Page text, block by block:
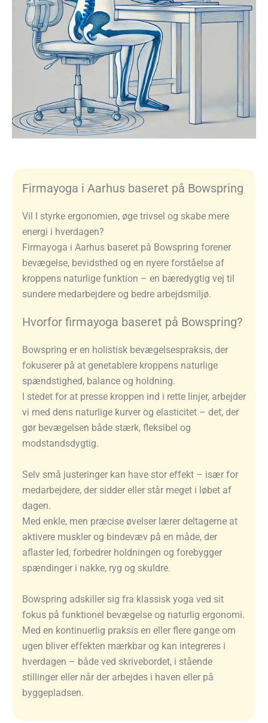
Firmayoga i Aarhus baseret på Bowspring
Vil I styrke ergonomien, øge trivsel og skabe mere
energi i hverdagen?
Firmayoga i Aarhus baseret på Bowspring forener
bevægelse, bevidsthed og en nyere forståelse af
kroppens naturlige funktion – en bæredygtig vej til
sundere medarbejdere og bedre arbejdsmiljø.
Hvorfor firmayoga baseret på Bowspring?
Bowspring er en holistisk bevægelsespraksis, der
fokuserer på at genetablere kroppens naturlige
spændstighed, balance og holdning.
I stedet for at presse kroppen ind i rette linjer, arbejder
vi med dens naturlige kurver og elasticitet – det, der
gør bevægelsen både stærk, fleksibel og
modstandsdygtig.
Selv små justeringer kan have stor effekt – især for
medarbejdere, der sidder eller står meget i løbet af
dagen.
Med enkle, men præcise øvelser lærer deltagerne at
aktivere muskler og bindevæv på en måde, der
aflaster led, forbedrer holdningen og forebygger
spændinger i nakke, ryg og skuldre.
Bowspring adskiller sig fra klassisk yoga ved sit
fokus på funktionel bevægelse og naturlig ergonomi.
Med en kontinuerlig praksis en eller flere gange om
ugen bliver effekten mærkbar og kan integreres i
hverdagen – både ved skrivebordet, i stående
stillinger eller når der arbejdes i haven eller på
byggepladsen.